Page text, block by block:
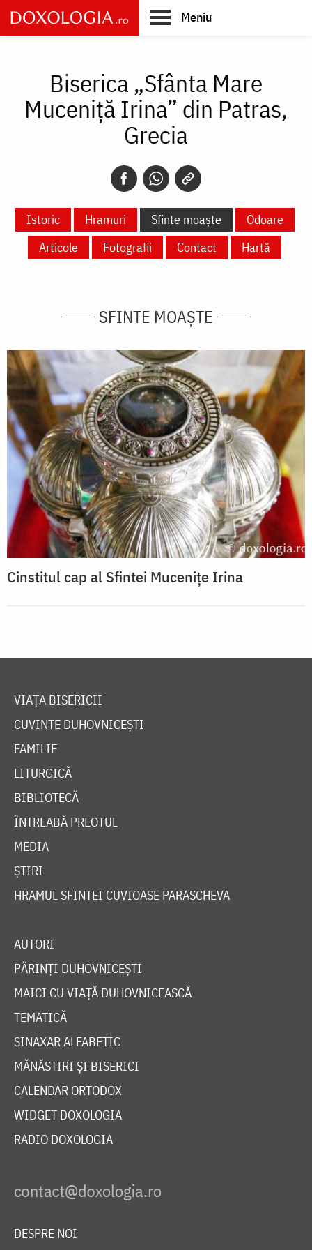
Skip
to
main
Meniu
Biserica „Sfânta Mare
Muceniță Irina” din Patras,
Grecia
Istoric Hramuri Sfinte moaște
Odoare
Articole
Fotografii Contact Hartă
SFINTE MOAȘTE
Cinstitul cap al Sfintei Mucenițe Irina
VIAȚA BISERICII
CUVINTE DUHOVNICEȘTI
FAMILIE
LITURGICĂ
BIBLIOTECĂ
ÎNTREABĂ PREOTUL
MEDIA
ȘTIRI
HRAMUL SFINTEI CUVIOASE PARASCHEVA
AUTORI
PĂRINȚI DUHOVNICEȘTI
MAICI CU VIAȚĂ DUHOVNICEASCĂ
TEMATICĂ
SINAXAR ALFABETIC
MĂNĂSTIRI ȘI BISERICI
CALENDAR ORTODOX
WIDGET DOXOLOGIA
RADIO DOXOLOGIA
DESPRE NOI